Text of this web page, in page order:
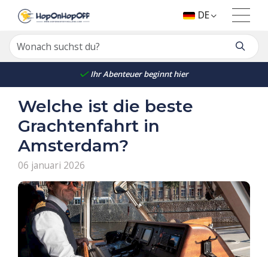
Ihr Abenteuer beginnt hier
DE
Welche ist die beste
Grachtenfahrt in
Amsterdam?
06 januari 2026